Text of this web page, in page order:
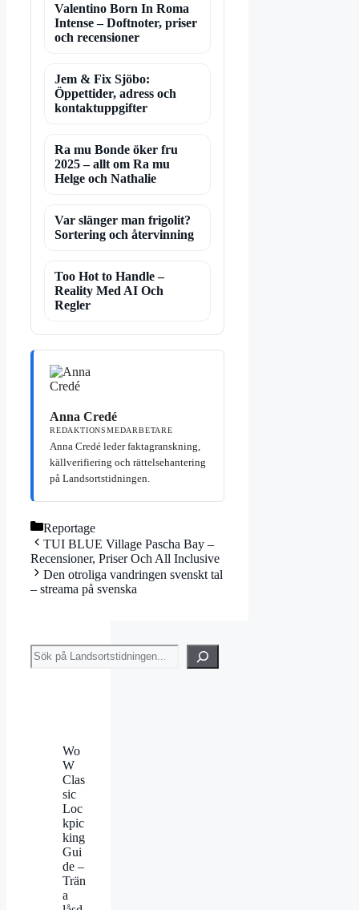
Valentino Born In Roma
Intense – Doftnoter, priser
och recensioner
Jem & Fix Sjöbo:
Öppettider, adress och
kontaktuppgifter
Ra mu Bonde öker fru
2025 – allt om Ra mu
Helge och Nathalie
Var slänger man frigolit?
Sortering och återvinning
Too Hot to Handle –
Reality Med AI Och
Regler
Anna Credé
REDAKTIONSMEDARBETARE
Anna Credé leder faktagranskning,
källverifiering och rättelsehantering
på Landsortstidningen.
Kategorier
Reportage
TUI BLUE Village Pascha Bay –
Recensioner, Priser Och All Inclusive
Den otroliga vandringen svenskt tal
– streama på svenska
Sök
Wo
W
Clas
sic
Loc
kpic
king
Gui
de –
Trän
a